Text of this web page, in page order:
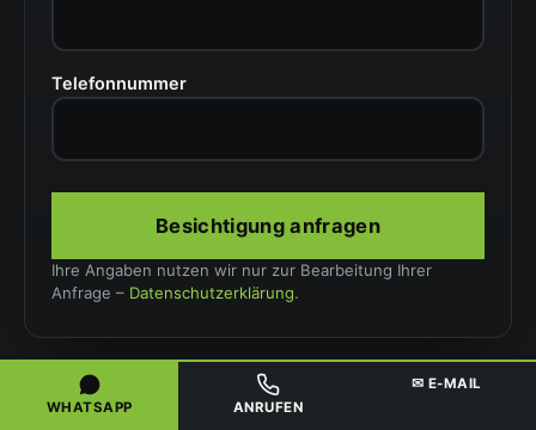
Telefonnummer
Besichtigung anfragen
Ihre Angaben nutzen wir nur zur Bearbeitung Ihrer
Anfrage – Datenschutzerklärung.
WHATSAPP ANRUFEN
✉ E-MAIL